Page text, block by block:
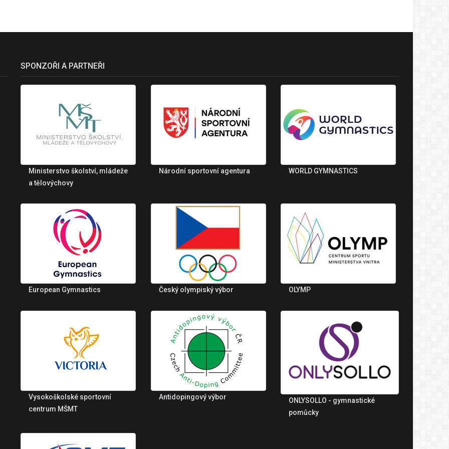
SPONZOŘI A PARTNEŘI
Ministerstvo školství, mládeže
a tělovýchovy
Národní sportovní agentura WORLD GYMNASTICS
European Gymnastics Český olympiský výbor OLYMP
Vysokoškolské sportovní
centrum MŠMT
Antidopingový výbor
ONLYSOLLO - gymnastické
pomůcky